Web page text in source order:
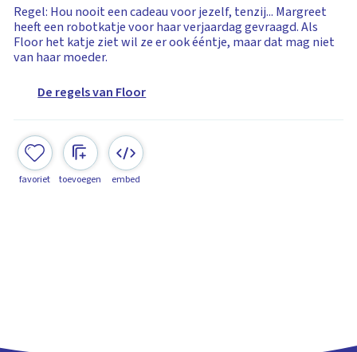
Regel: Hou nooit een cadeau voor jezelf, tenzij... Margreet
heeft een robotkatje voor haar verjaardag gevraagd. Als
Floor het katje ziet wil ze er ook ééntje, maar dat mag niet
van haar moeder.
De regels van Floor
favoriet toevoegen embed